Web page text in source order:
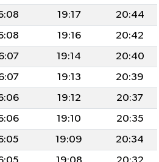
19:17
20:44
19:16
20:42
19:14
20:40
19:13
20:39
19:12
20:37
19:10
20:35
19:09
20:34